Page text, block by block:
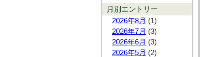
月別エントリー
2026年8月 (1)
2026年7月 (3)
2026年6月 (3)
2026年5月 (2)